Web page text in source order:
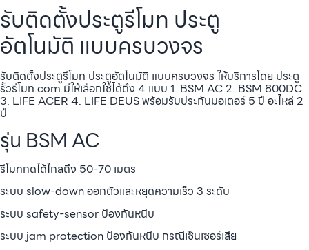
รับติดตั้งประตูรีโมท ประตู
อัตโนมัติ แบบครบวงจร
รับติดตั้งประตูรีโมท ประตูอัตโนมัติ แบบครบวงจร ให้บริการโดย ประตู
รั้วรีโมท.com มีให้เลือกใช้ได้ถึง 4 แบบ 1. BSM AC 2. BSM 800DC
3. LIFE ACER 4. LIFE DEUS พร้อมรับประกันมอเตอร์ 5 ปี อะไหล่ 2
ปี
รุ่น BSM AC
รีโมทกดได้ไกลถึง 50-70 เมตร
ระบบ slow-down ออกตัวและหยุดความเร็ว 3 ระดับ
ระบบ safety-sensor ป้องกันหนีบ
ระบบ jam protection ป้องกันหนีบ กรณีเซ็นเซอร์เสีย